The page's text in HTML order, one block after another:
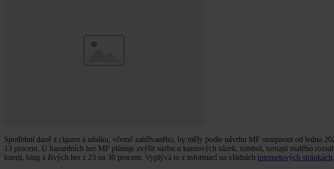
Spotřební daně z cigaret a tabáku, včetně zahřívaného, by měly podle návrhu MF stoupnout od ledna
13 procent. U hazardních her MF plánuje zvýšit sazbu u kurzových sázek, tombol, turnajů malého
loterií, bing a živých her z 23 na 30 procent. Vyplývá to z informací na vládních internetových stránkách.